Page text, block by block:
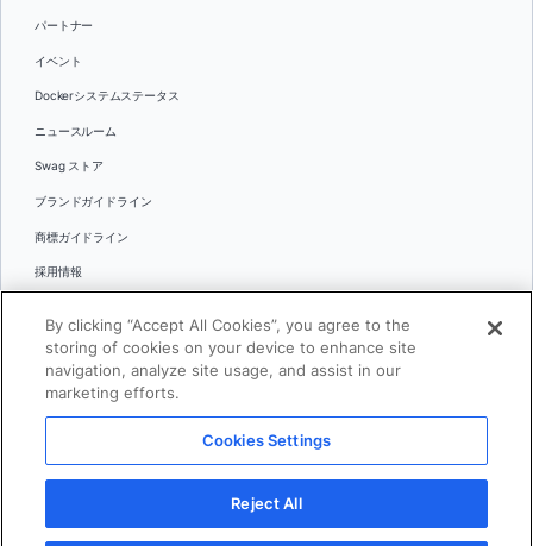
パートナー
イベント
Dockerシステムステータス
ニュースルーム
Swag ストア
ブランドガイドライン
商標ガイドライン
採用情報
言語
日本語
© 2026 Docker Inc.全著作権所有
利用規約(英語)
プライバシー
Cookies Settings
By clicking “Accept All Cookies”, you agree to the
storing of cookies on your device to enhance site
navigation, analyze site usage, and assist in our
marketing efforts.
Cookies Settings
Reject All